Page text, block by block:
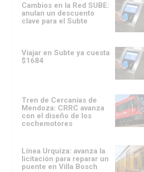
Cambios en la Red SUBE:
anulan un descuento
clave para el Subte
Viajar en Subte ya cuesta
$1684
Tren de Cercanías de
Mendoza: CRRC avanza
con el diseño de los
cochemotores
Línea Urquiza: avanza la
licitación para reparar un
puente en Villa Bosch